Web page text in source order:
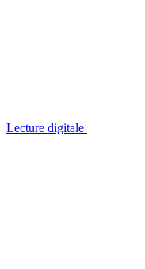
Lecture digitale